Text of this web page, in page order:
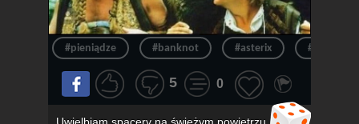
#pieniądze #banknot #asterix #pieniądz
5 0